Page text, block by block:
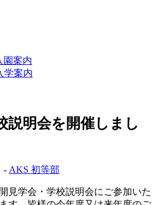
園案内
学案内
説明会を開催しまし
- AKS 初等部
見学会・学校説明会にご参加いた